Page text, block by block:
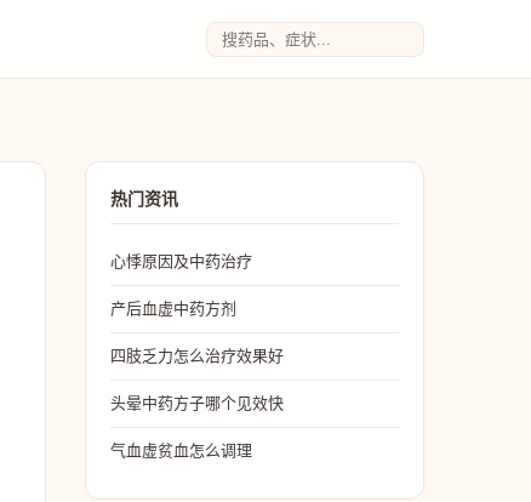
热门资讯
心悸原因及中药治疗
产后血虚中药方剂
四肢乏力怎么治疗效果好
头晕中药方子哪个见效快
气血虚贫血怎么调理